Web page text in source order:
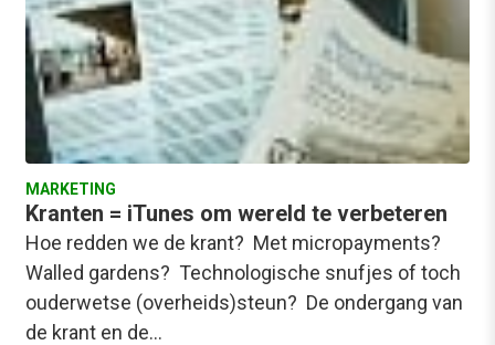
MARKETING
Kranten = iTunes om wereld te verbeteren
Hoe redden we de krant? Met micropayments?
Walled gardens? Technologische snufjes of toch
ouderwetse (overheids)steun? De ondergang van
de krant en de…